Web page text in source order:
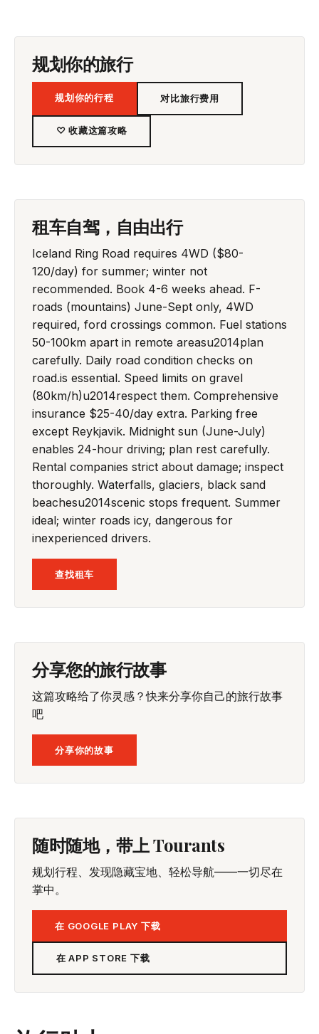
规划你的旅行
规划你的行程 对比旅行费用
♡ 收藏这篇攻略
租车自驾，自由出行
Iceland Ring Road requires 4WD ($80-
120/day) for summer; winter not
recommended. Book 4-6 weeks ahead. F-
roads (mountains) June-Sept only, 4WD
required, ford crossings common. Fuel stations
50-100km apart in remote areasu2014plan
carefully. Daily road condition checks on
road.is essential. Speed limits on gravel
(80km/h)u2014respect them. Comprehensive
insurance $25-40/day extra. Parking free
except Reykjavik. Midnight sun (June-July)
enables 24-hour driving; plan rest carefully.
Rental companies strict about damage; inspect
thoroughly. Waterfalls, glaciers, black sand
beachesu2014scenic stops frequent. Summer
ideal; winter roads icy, dangerous for
inexperienced drivers.
查找租车
分享您的旅行故事
这篇攻略给了你灵感？快来分享你自己的旅行故事
吧
分享你的故事
随时随地，带上 Tourants
规划行程、发现隐藏宝地、轻松导航——一切尽在
掌中。
在 GOOGLE PLAY 下载
在 APP STORE 下载